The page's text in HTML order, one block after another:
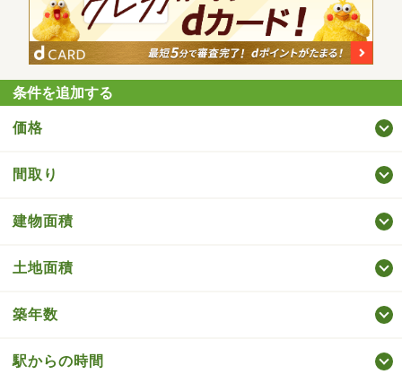
条件を追加する
価格
間取り
建物面積
土地面積
築年数
駅からの時間